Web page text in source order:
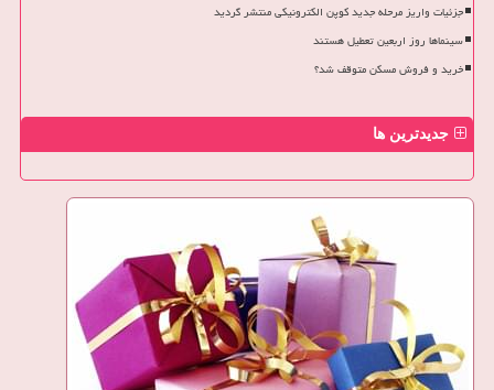
جزئیات واریز مرحله جدید کوپن الکترونیکی منتشر گردید
سینماها روز اربعین تعطیل هستند
خرید و فروش مسکن متوقف شد؟
جدیدترین ها